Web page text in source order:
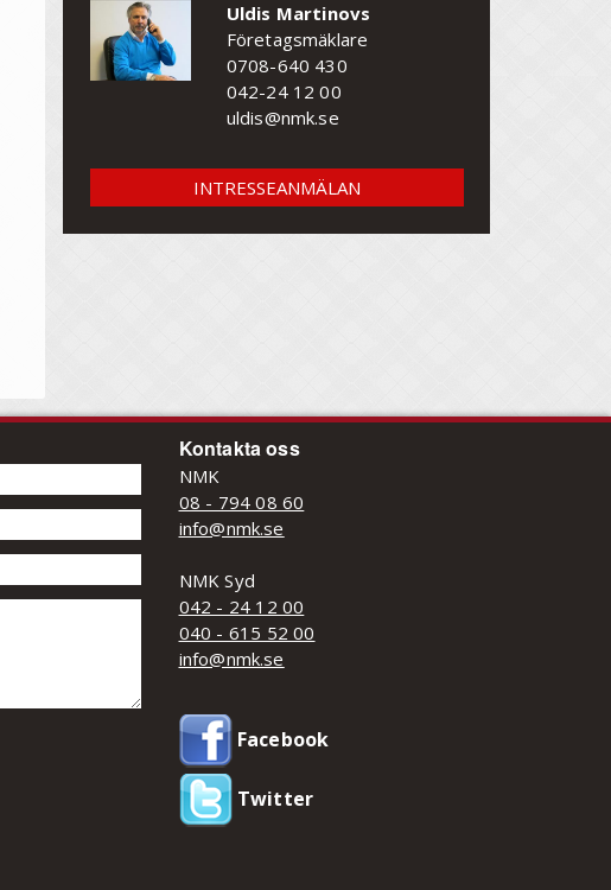
Uldis Martinovs
Företagsmäklare
0708-640 430
042-24 12 00
uldis@nmk.se
INTRESSEANMÄLAN
Kontakta oss
NMK
08 - 794 08 60
info@nmk.se
NMK Syd
042 - 24 12 00
040 - 615 52 00
info@nmk.se
Facebook
Twitter